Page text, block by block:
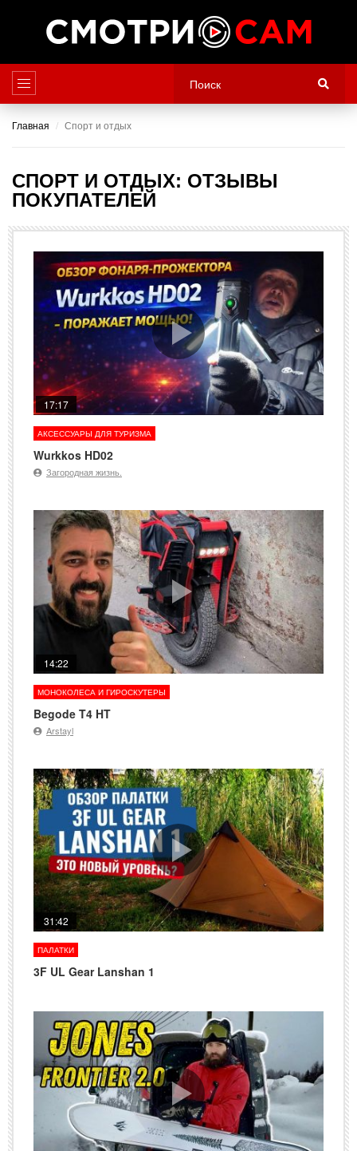
Главная Спорт и отдых
СПОРТ И ОТДЫХ: ОТЗЫВЫ
ПОКУПАТЕЛЕЙ
17:17
АКСЕССУАРЫ ДЛЯ ТУРИЗМА
Wurkkos HD02
Загородная жизнь.
14:22
МОНОКОЛЕСА И ГИРОСКУТЕРЫ
Begode T4 HT
Arstayl
31:42
ПАЛАТКИ
3F UL Gear Lanshan 1